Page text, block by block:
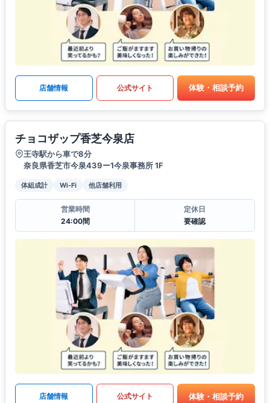
店舗情報 公式サイト 体験・相談予約
チョコザップ香芝今泉店
王寺駅から車で8分
奈良県香芝市今泉439ー1今泉事務所 1F
体組成計 Wi-Fi 他店舗利用
営業時間
24:00間
定休日
要確認
店舗情報 公式サイト 体験・相談予約